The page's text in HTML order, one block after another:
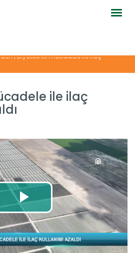
|Biyoteknik mücadele ile ilaç
ile ilaç